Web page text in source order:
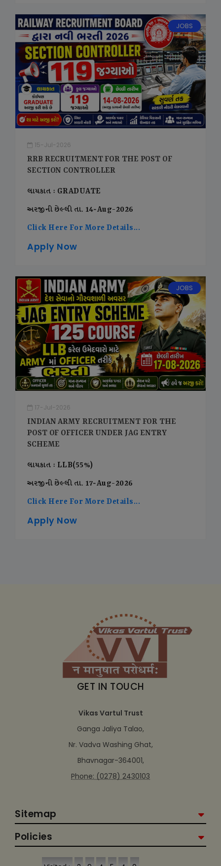
JOBS
15-Jul-2026
RRB RECRUITMENT FOR THE POST OF
SECTION CONTROLLER
લાયકાત : GRADUATE
અરજીની છેલ્લી તા. 14-Aug-2026
Click Here For More Details...
Apply Now
JOBS
17-Jul-2026
INDIAN ARMY RECRUITMENT FOR THE
POST OF OFFICER UNDER JAG ENTRY
SCHEME
લાયકાત : LLB(55%)
અરજીની છેલ્લી તા. 17-Aug-2026
Click Here For More Details...
Apply Now
GET IN TOUCH
Vikas Vartul Trust
Ganga Jaliya Talao,
Nr. Vadva Washing Ghat,
Bhavnagar-364001,
Phone: (0278) 2430103
Sitemap
Policies